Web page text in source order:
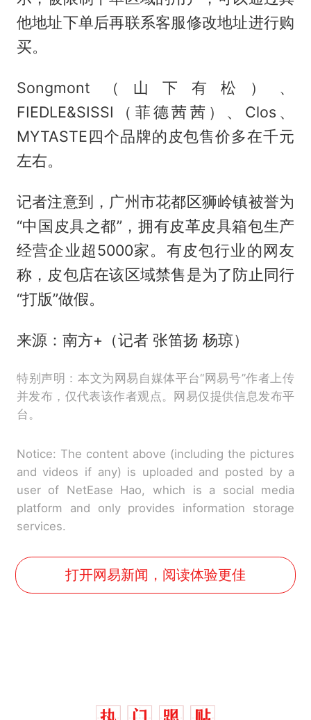
他地址下单后再联系客服修改地址进行购
买。
Songmont（山下有松）、
FIEDLE&SISSI（菲德茜茜）、Clos、
MYTASTE四个品牌的皮包售价多在千元
左右。
记者注意到，广州市花都区狮岭镇被誉为
“中国皮具之都”，拥有皮革皮具箱包生产
经营企业超5000家。有皮包行业的网友
称，皮包店在该区域禁售是为了防止同行
“打版”做假。
来源：南方+（记者 张笛扬 杨琼）
特别声明：本文为网易自媒体平台“网易号”作者上传
并发布，仅代表该作者观点。网易仅提供信息发布平
台。
Notice: The content above (including the pictures
and videos if any) is uploaded and posted by a
user of NetEase Hao, which is a social media
platform and only provides information storage
services.
打开网易新闻，阅读体验更佳